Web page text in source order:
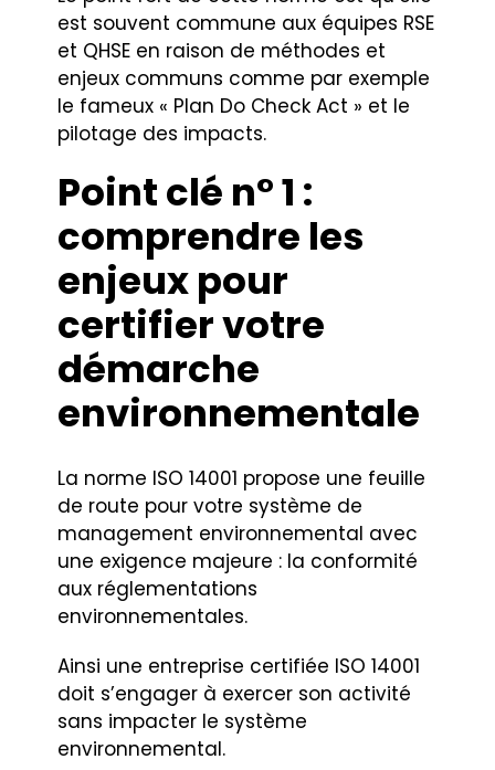
est souvent commune aux équipes RSE
et QHSE en raison de méthodes et
enjeux communs comme par exemple
le fameux « Plan Do Check Act » et le
pilotage des impacts.
Point clé n° 1 :
comprendre les
enjeux pour
certifier votre
démarche
environnementale
La norme ISO 14001 propose une feuille
de route pour votre système de
management environnemental avec
une exigence majeure : la conformité
aux réglementations
environnementales.
Ainsi une entreprise certifiée ISO 14001
doit s’engager à exercer son activité
sans impacter le système
environnemental.